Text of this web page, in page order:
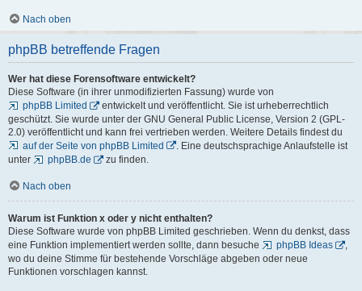
Nach oben
phpBB betreffende Fragen
Wer hat diese Forensoftware entwickelt?
Diese Software (in ihrer unmodifizierten Fassung) wurde von
phpBB Limited
entwickelt und veröffentlicht. Sie ist urheberrechtlich
geschützt. Sie wurde unter der GNU General Public License, Version 2 (GPL-
2.0) veröffentlicht und kann frei vertrieben werden. Weitere Details findest du
auf der Seite von phpBB Limited
. Eine deutschsprachige Anlaufstelle ist
unter
phpBB.de zu finden.
Nach oben
Warum ist Funktion x oder y nicht enthalten?
Diese Software wurde von phpBB Limited geschrieben. Wenn du denkst, dass
eine Funktion implementiert werden sollte, dann besuche
phpBB Ideas
,
wo du deine Stimme für bestehende Vorschläge abgeben oder neue
Funktionen vorschlagen kannst.